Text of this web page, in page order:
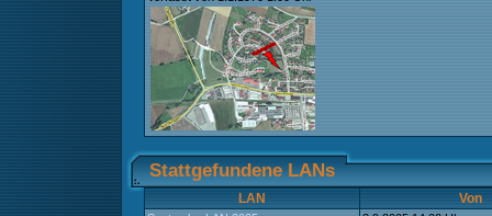
Stattgefundene LANs
LAN Von